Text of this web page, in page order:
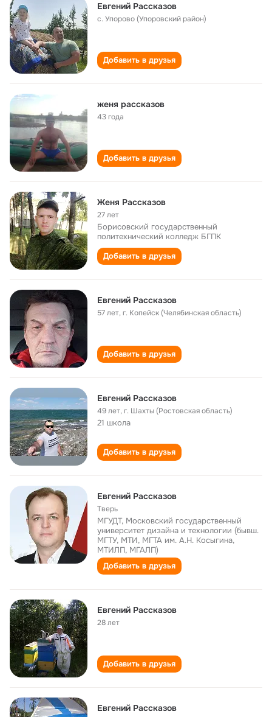
Евгений Рассказов
с. Упорово (Упоровский район)
Добавить в друзья
женя рассказов
43 года
Добавить в друзья
Женя Рассказов
27 лет
Борисовский государственный
политехнический колледж БГПК
Добавить в друзья
Евгений Рассказов
57 лет,г. Копейск (Челябинская область)
Добавить в друзья
Евгений Рассказов
49 лет,г. Шахты (Ростовская область)
21 школа
Добавить в друзья
Евгений Рассказов
Тверь
МГУДТ, Московский государственный
университет дизайна и технологии (бывш.
МГТУ, МТИ, МГТА им. А.Н. Косыгина,
МТИЛП, МГАЛП)
Добавить в друзья
Евгений Рассказов
28 лет
Добавить в друзья
Евгений Рассказов